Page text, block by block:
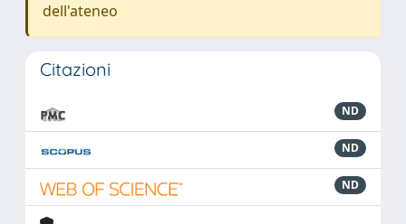
dell'ateneo
Citazioni
ND
ND
ND